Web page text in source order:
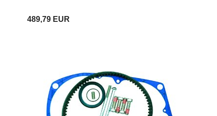
489,79 EUR